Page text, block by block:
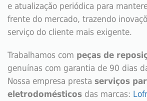
e atualização periódica para
frente do mercado, trazendo
serviço do cliente mais exigente.
Trabalhamos com peças de
genuínas com garantia de 90 dias
Nossa empresa presta serviços
eletrodomésticos das marcas: